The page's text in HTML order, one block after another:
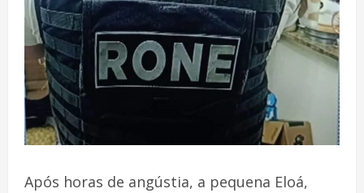
Após horas de angústia, a pequena Eloá,